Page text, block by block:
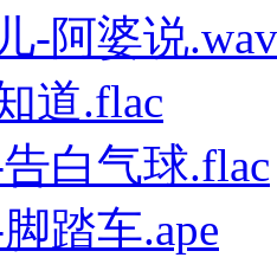
-阿婆说.wav
道.flac
白气球.flac
踏车.ape